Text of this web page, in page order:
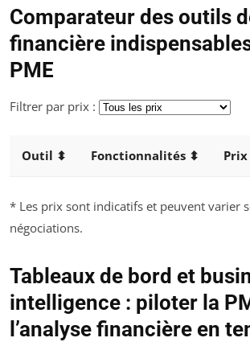
Comparateur des outils
financière
PME
Filtrer par prix :
Outil ⬍ Fonctionnalités ⬍
* Les prix sont indicatifs et peuvent varier
négociations.
Tableaux de bord et
intelligence : piloter la
l’analyse financière en